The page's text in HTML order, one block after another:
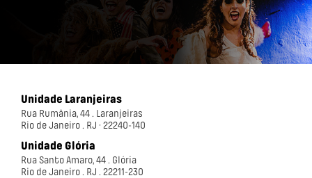
Unidade Laranjeiras
Rua Rumânia, 44 . Laranjeiras
Rio de Janeiro . RJ · 22240-140
Unidade Glória
Rua Santo Amaro, 44 . Glória
Rio de Janeiro . RJ . 22211-230